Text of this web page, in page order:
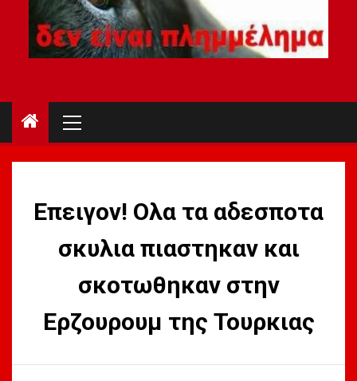
Menu
Επειγον! Ολα τα αδεσποτα
σκυλια πιαστηκαν και
σκοτωθηκαν στην
Ερζουρουμ της Τουρκιας